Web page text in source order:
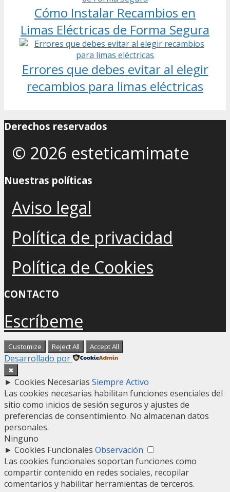
Cómo Instalar Recambios en
Limas Eléctricas de Forma Segura
Errores que debes evitar al elegir
recambios para limas eléctricas
Derechos reservados
© 2026 esteticamimate
Nuestras políticas
Aviso legal
Política de privacidad
Política de Cookies
CONTACTO
Escríbeme
Customize Reject All Accept All
Desarrollado por
✖
► Cookies Necesarias Siempre Activo
Las cookies necesarias habilitan funciones esenciales del
sitio como inicios de sesión seguros y ajustes de
preferencias de consentimiento. No almacenan datos
personales.
Ninguno
► Cookies Funcionales Observación
Las cookies funcionales soportan funciones como
compartir contenido en redes sociales, recopilar
comentarios y habilitar herramientas de terceros.